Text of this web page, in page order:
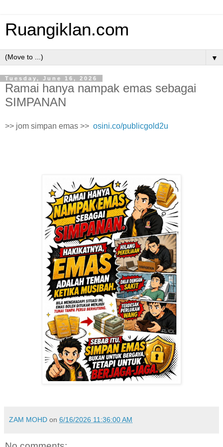
Ruangiklan.com
▼
Tuesday, June 16, 2026
Ramai hanya nampak emas sebagai
SIMPANAN
>> jom simpan emas >> osini.co/publicgold2u
ZAM MOHD on 6/16/2026 11:36:00 AM